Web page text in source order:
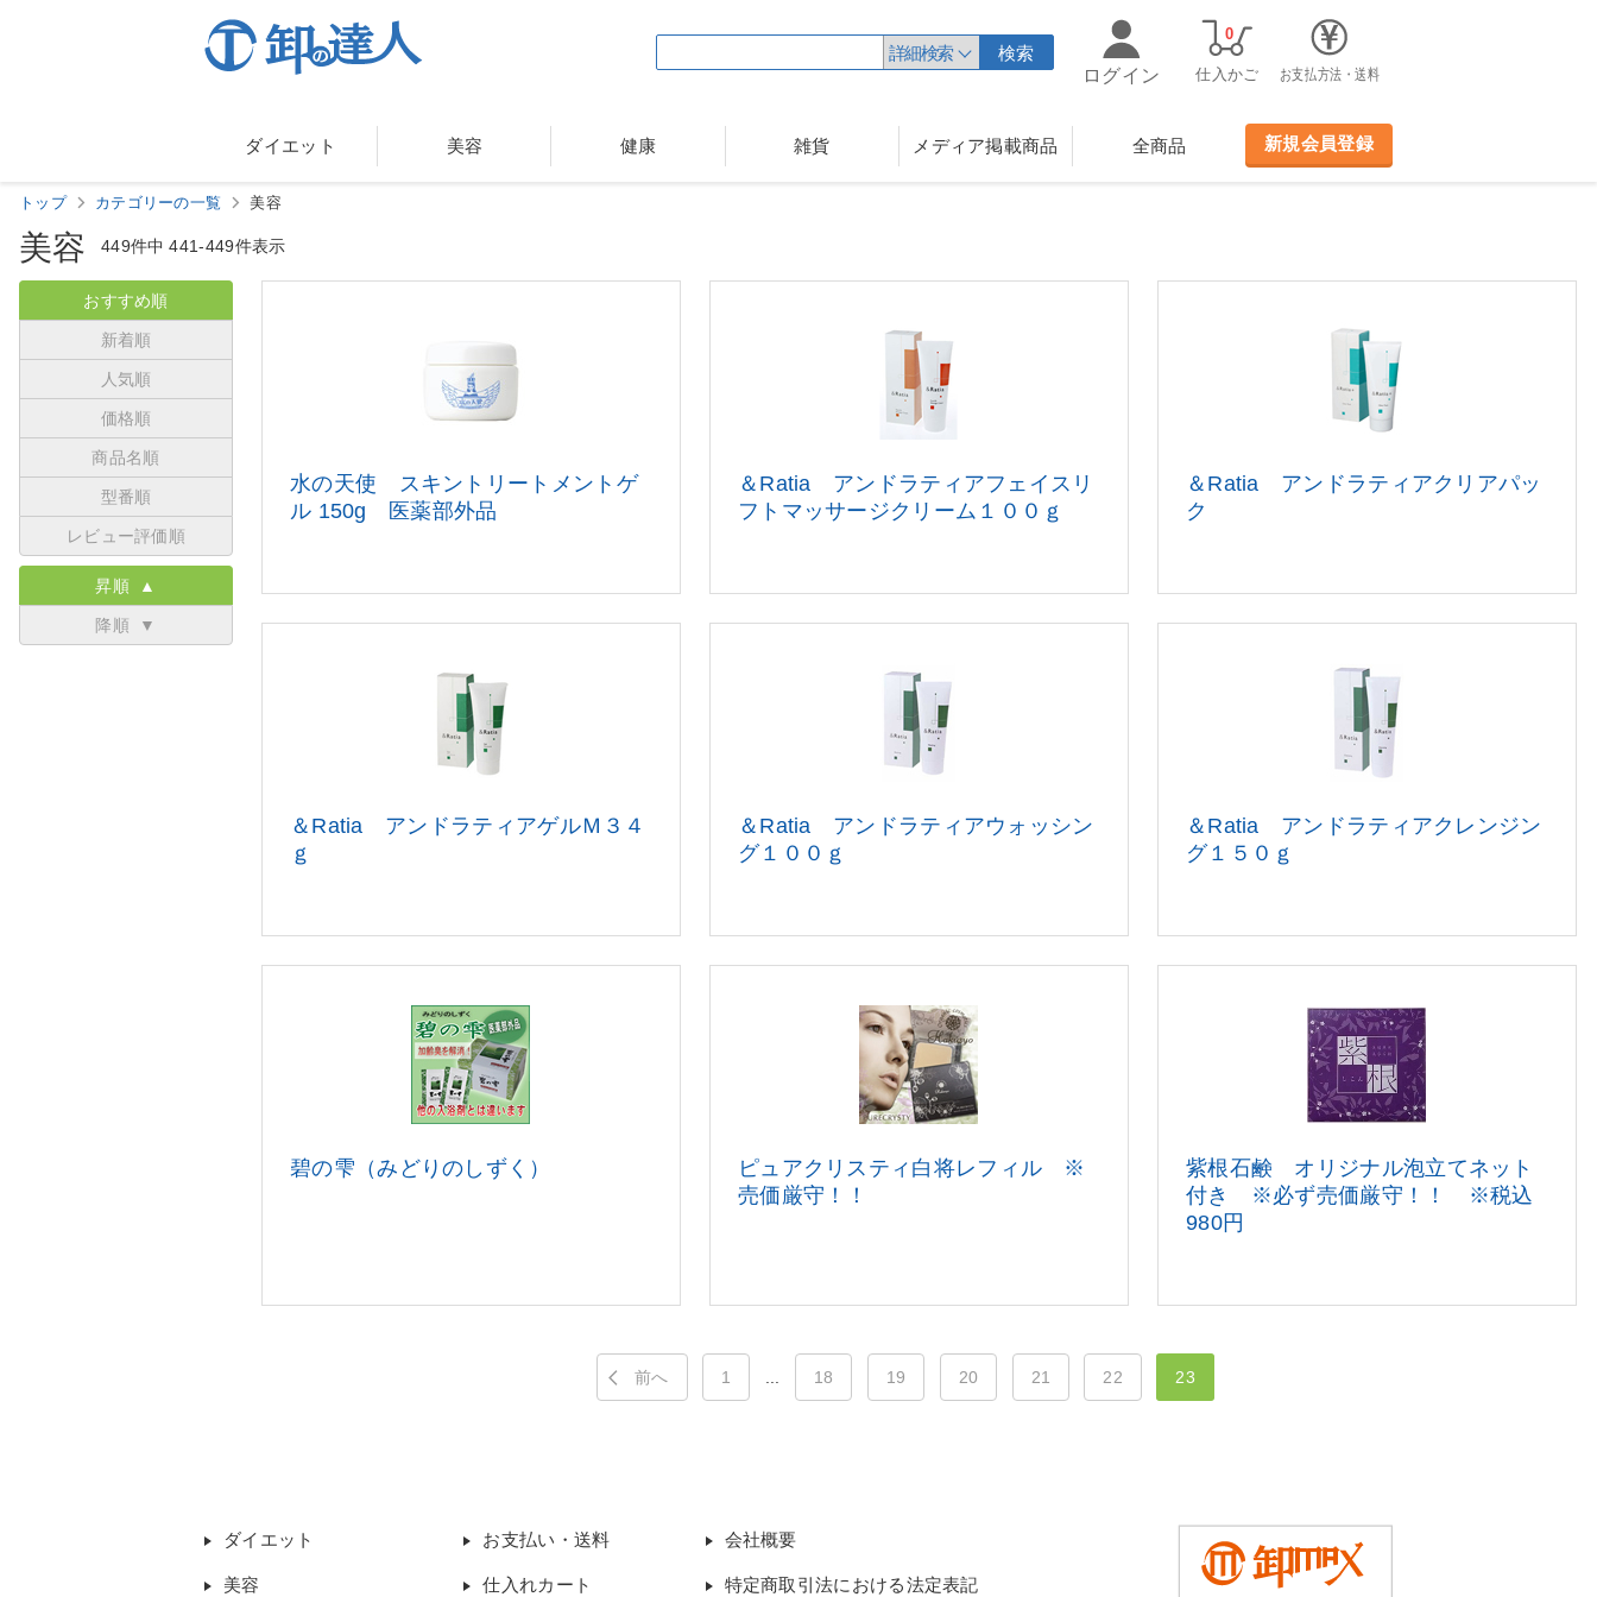
詳細検索
検索
ログイン
仕入かご
0
お支払方法・送料
ダイエット 美容 健康 雑貨 メディア掲載商品 全商品 新規会員登録
トップ カテゴリーの一覧 美容
美容 449件中 441-449件表示
水の天使 スキントリートメントゲ
ル 150g 医薬部外品
＆Ratia アンドラティアフェイスリ
フトマッサージクリーム１００ｇ
＆Ratia アンドラティアクリアパッ
ク
＆Ratia アンドラティアゲルＭ３４
ｇ
＆Ratia アンドラティアウォッシン
グ１００ｇ
＆Ratia アンドラティアクレンジン
グ１５０ｇ
碧の雫（みどりのしずく）
ピュアクリスティ白将レフィル ※
売価厳守！！
紫根石鹸 オリジナル泡立てネット
付き ※必ず売価厳守！！ ※税込
980円
前へ 1 18 19 20 21 22 23
おすすめ順
新着順
人気順
価格順
商品名順
型番順
レビュー評価順
昇順 ▲
降順 ▼
ダイエット
美容
お支払い・送料
仕入れカート
会社概要
特定商取引法における法定表記